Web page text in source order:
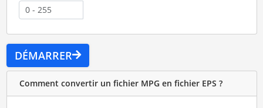
DÉMARRER
Comment convertir un fichier MPG en fichier EPS ?